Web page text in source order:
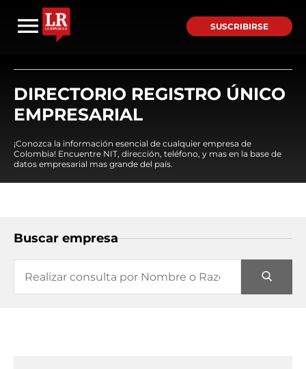
SUSCRIBIRSE
DIRECTORIO REGISTRO ÚNICO
EMPRESARIAL
¡Conozca la información esencial de cualquier empresa de
Colombia! Encuentre NIT, dirección, teléfono, y mas en la base de
datos empresarial mas grande del país.
Buscar empresa